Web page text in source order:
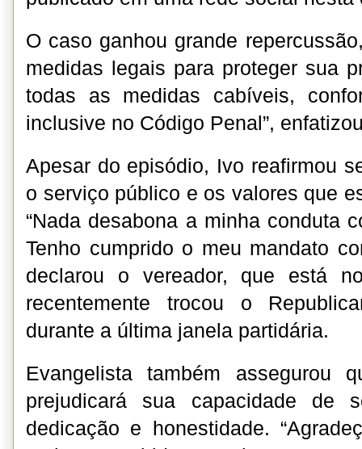
O caso ganhou grande
medidas legais para proteger sua
todas as medidas cabíveis,
inclusive no Código Penal”,
Apesar do episódio, Ivo reafirmou
o serviço público e os valores que
“Nada desabona a minha conduta
Tenho cumprido o meu mandato
declarou o vereador, que está
recentemente trocou o
durante a última janela partidária.
Evangelista também assegurou
prejudicará sua capacidade de
dedicação e honestidade.